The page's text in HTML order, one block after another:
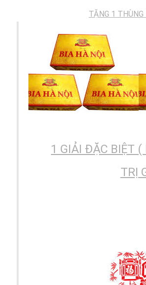
TẶNG 1
1 GIẢI ĐẶC BIỆT
TRỊ